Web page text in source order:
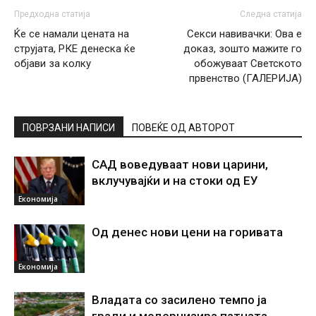
Предходна статија
Ќе се намали цената на
струјата, РКЕ денеска ќе
објави за колку
Следна статија
Секси навивачки: Ова е
доказ, зошто мажите го
обожуваат Светското
првенство (ГАЛЕРИЈА)
ПОВРЗАНИ НАПИСИ ПОВЕЌЕ ОД АВТОРОТ
Економија
САД воведуваат нови царини,
вклучувајќи и на стоки од ЕУ
Економија
Од денес нови цени на горивата
Владата со засилено темпо ја